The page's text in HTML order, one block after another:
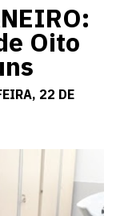
Oito
22 DE